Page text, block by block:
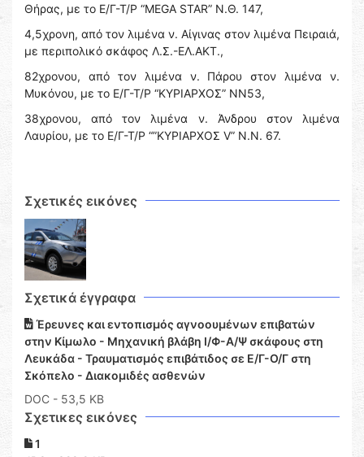
Θήρας, με το Ε/Γ-Τ/Ρ “MEGA STAR” Ν.Θ. 147,
4,5χρονη, από τον λιμένα ν. Αίγινας στον λιμένα Πειραιά,
με περιπολικό σκάφος Λ.Σ.-ΕΛ.ΑΚΤ.,
82χρονου, από τον λιμένα ν. Πάρου στον λιμένα ν.
Μυκόνου, με το Ε/Γ-Τ/Ρ “ΚΥΡΙΑΡΧΟΣ” ΝΝ53,
38χρονου, από τον λιμένα ν. Άνδρου στον λιμένα
Λαυρίου, με το Ε/Γ-Τ/Ρ “”ΚΥΡΙΑΡΧΟΣ V” Ν.Ν. 67.
Σχετικές εικόνες
Σχετικά έγγραφα
Έρευνες και εντοπισμός αγνοουμένων επιβατών
στην Κίμωλο - Μηχανική βλάβη Ι/Φ-Α/Ψ σκάφους στη
Λευκάδα - Τραυματισμός επιβάτιδος σε Ε/Γ-Ο/Γ στη
Σκόπελο - Διακομιδές ασθενών
DOC - 53,5 KB
Σχετικες εικόνες
1